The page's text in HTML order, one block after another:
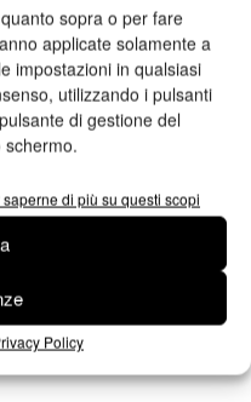
sopra o per fare
applicate solamente a
impostazioni in qualsiasi
utilizzando i pulsanti
di gestione del
saperne di più su questi scopi
Policy
2026 n.6 - Dicembre 2025